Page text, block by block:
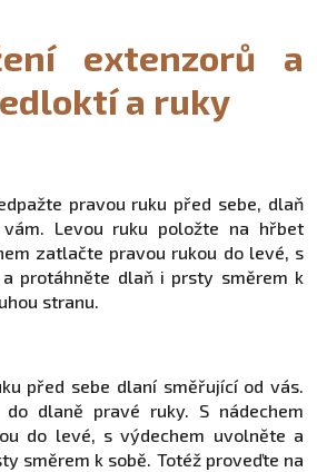
extenzorů a
a ruky
pravou ruku před sebe, dlaň
Levou ruku položte na hřbet
zatlačte pravou rukou do levé, s
protáhněte dlaň i prsty směrem k
stranu.
před sebe dlaní směřující od vás.
dlaně pravé ruky. S nádechem
do levé, s výdechem uvolněte a
směrem k sobě. Totéž proveďte na